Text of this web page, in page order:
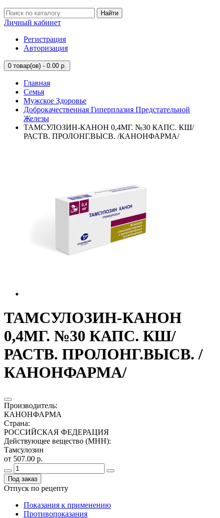
Найти
Личный кабинет
Регистрация
Авторизация
0 товар(ов) - 0.00 р.
Главная
Семья
Мужское Здоровье
Доброкачественная Гиперплазия Предстательной
Железы
ТАМСУЛОЗИН-КАНОН 0,4МГ. №30 КАПС. КШ/
РАСТВ. ПРОЛОНГ.ВЫСВ. /КАНОНФАРМА/
ТАМСУЛОЗИН-КАНОН
0,4МГ. №30 КАПС. КШ/
РАСТВ. ПРОЛОНГ.ВЫСВ. /
КАНОНФАРМА/
Производитель:
КАНОНФАРМА
Страна:
РОССИЙСКАЯ ФЕДЕРАЦИЯ
Действующее вещество (МНН):
Тамсулозин
от 507.00 р.
Под заказ
Отпуск по рецепту
Показания к применению
Противопоказания